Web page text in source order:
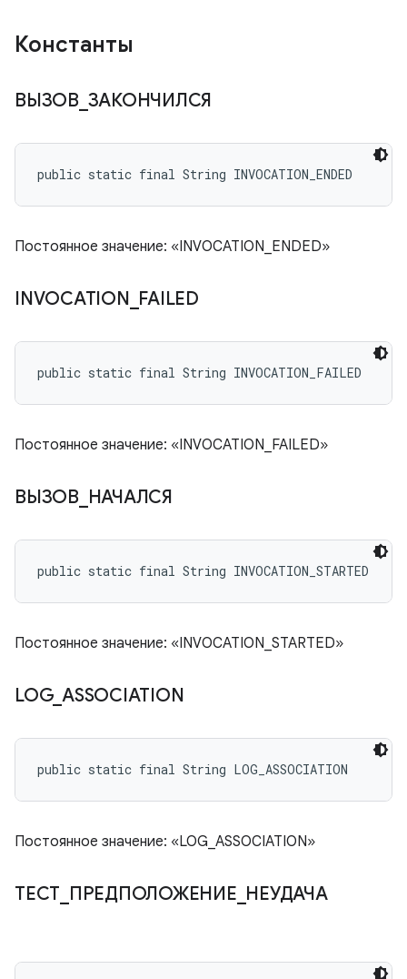
Константы
ВЫЗОВ_ ЗАКОНЧИЛСЯ
public static final String INVOCATION_ENDED
Постоянное значение: «INVOCATION_ENDED»
INVOCATION FAILED
public static final String INVOCATION_FAILED
Постоянное значение: «INVOCATION_FAILED»
ВЫЗОВ_ НАЧАЛСЯ
public static final String INVOCATION_STARTED
Постоянное значение: «INVOCATION_STARTED»
LOG_ ASSOCIATION
public static final String LOG_ASSOCIATION
Постоянное значение: «LOG_ASSOCIATION»
ТЕСТ ПРЕДПОЛОЖЕНИЕ НЕУДАЧА